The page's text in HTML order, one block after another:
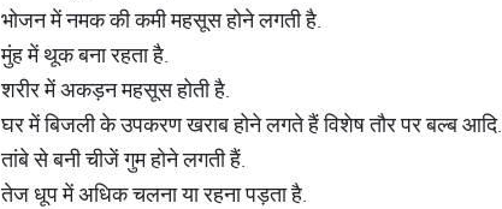
भोजन में नमक की कमी महसूस होने लगती है.
मुंह में थूक बना रहता है.
शरीर में अकड़न महसूस होती है.
घर में बिजली के उपकरण खराब होने लगते हैं विशेष तौर पर बल्ब आदि.
तांबे से बनी चीजें गुम होने लगती हैं.
तेज धूप में अधिक चलना या रहना पड़ता है.